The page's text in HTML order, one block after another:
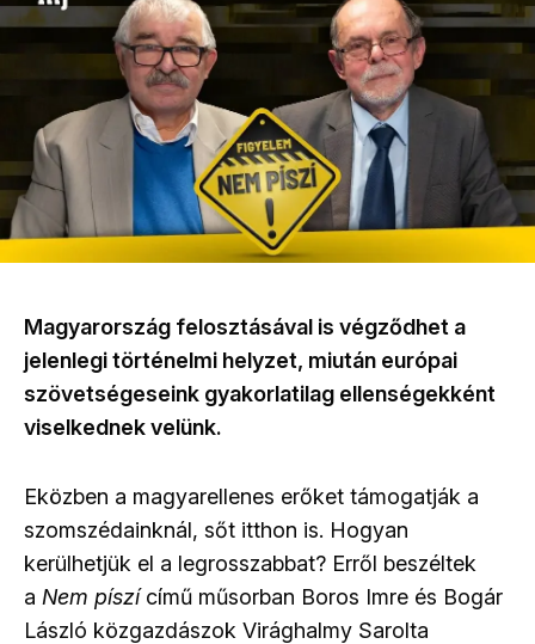
Magyarország felosztásával is végződhet a
jelenlegi történelmi helyzet, miután európai
szövetségeseink gyakorlatilag ellenségekként
viselkednek velünk.
Eközben a magyarellenes erőket támogatják a
szomszédainknál, sőt itthon is. Hogyan
kerülhetjük el a legrosszabbat? Erről beszéltek
a Nem píszí című műsorban Boros Imre és Bogár
László közgazdászok Virághalmy Sarolta